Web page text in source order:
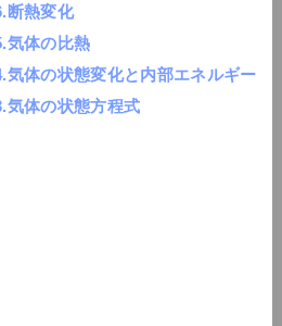
熱変化
体の比熱
体の状態変化と内部エネルギー
体の状態方程式